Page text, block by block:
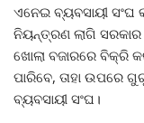
ଏନେଇ ବ୍ୟବସାୟୀ ସଂଘ
ନିୟନ୍ତ୍ରଣ ଲାଗି
ଖୋଲା ବଜାରରେ ବିକ୍ରି
ପାରିବେ, ତାହା
ବ୍ୟବସାୟୀ ସଂଘ।